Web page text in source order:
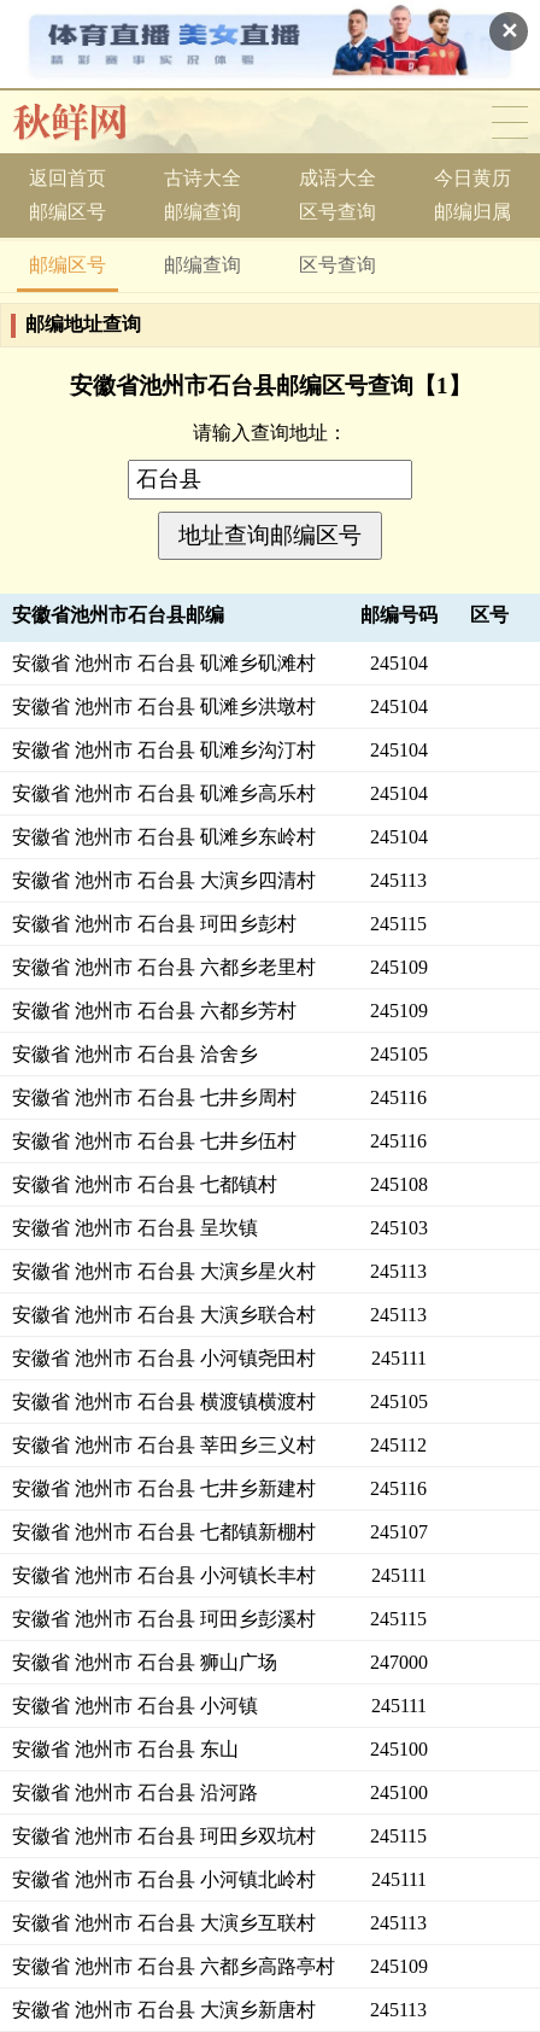
✕
返回首页 古诗大全 成语大全
今日黄历
邮编区号
邮编查询 区号查询 邮编归属
邮编区号 邮编查询 区号查询
邮编地址查询
安徽省池州市石台县邮编区号查询【1】
请输入查询地址：
安徽省池州市石台县邮编 邮编号码 区号
安徽省 池州市 石台县 矶滩乡矶滩村 245104
安徽省 池州市 石台县 矶滩乡洪墩村 245104
安徽省 池州市 石台县 矶滩乡沟汀村 245104
安徽省 池州市 石台县 矶滩乡高乐村 245104
安徽省 池州市 石台县 矶滩乡东岭村 245104
安徽省 池州市 石台县 大演乡四清村 245113
安徽省 池州市 石台县 珂田乡彭村 245115
安徽省 池州市 石台县 六都乡老里村 245109
安徽省 池州市 石台县 六都乡芳村 245109
安徽省 池州市 石台县 洽舍乡 245105
安徽省 池州市 石台县 七井乡周村 245116
安徽省 池州市 石台县 七井乡伍村 245116
安徽省 池州市 石台县 七都镇村 245108
安徽省 池州市 石台县 呈坎镇 245103
安徽省 池州市 石台县 大演乡星火村 245113
安徽省 池州市 石台县 大演乡联合村 245113
安徽省 池州市 石台县 小河镇尧田村 245111
安徽省 池州市 石台县 横渡镇横渡村 245105
安徽省 池州市 石台县 莘田乡三义村 245112
安徽省 池州市 石台县 七井乡新建村 245116
安徽省 池州市 石台县 七都镇新棚村 245107
安徽省 池州市 石台县 小河镇长丰村 245111
安徽省 池州市 石台县 珂田乡彭溪村 245115
安徽省 池州市 石台县 狮山广场 247000
安徽省 池州市 石台县 小河镇 245111
安徽省 池州市 石台县 东山 245100
安徽省 池州市 石台县 沿河路 245100
安徽省 池州市 石台县 珂田乡双坑村 245115
安徽省 池州市 石台县 小河镇北岭村 245111
安徽省 池州市 石台县 大演乡互联村 245113
安徽省 池州市 石台县 六都乡高路亭村 245109
安徽省 池州市 石台县 大演乡新唐村 245113